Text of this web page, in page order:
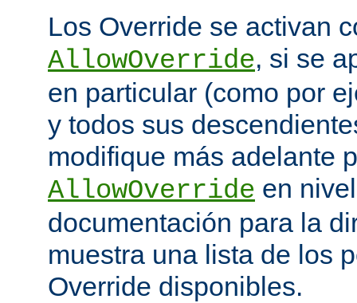
Los Override se activan
AllowOverride, si se
en particular (como por
y todos sus
modifique más adelante
AllowOverride en
documentación para la
muestra una lista de los
Override disponibles.